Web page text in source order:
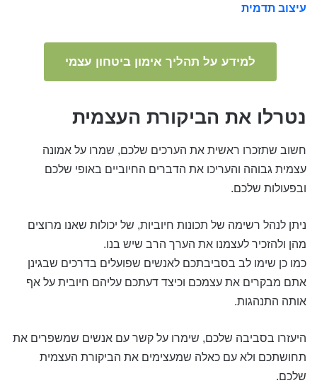
עיצוב תדמית
למידע על תהליך אימון ביטחון עצמי
נטרלו את הביקורת העצמית
חשוב שתזכרו ראשית את הערכים שלכם, שמרו על אמונה
עצמית גבוהה והעריכו את הדברים החיוביים באופי שלכם
ובפעולות שלכם.
ניתן לנהל רשימה של תכונות חיוביות, של יכולות שאנו מרוצים
מהן ולהזכיר לעצמנו את הערך הרב שיש בנו.
כמו כן שימו לב בסביבתכם לאנשים שפועלים בדרכים שבגינן
אתם מבקרים את עצמכם וכיצד דעתכם עליהם חיובית על אף
אותה התנהגות.
היעזרו בסביבה שלכם, שימרו על קשר עם אנשים שמשפרים את
תחושתכם ולא עם כאלה שמעצימים את הביקורת העצמית
שלכם.